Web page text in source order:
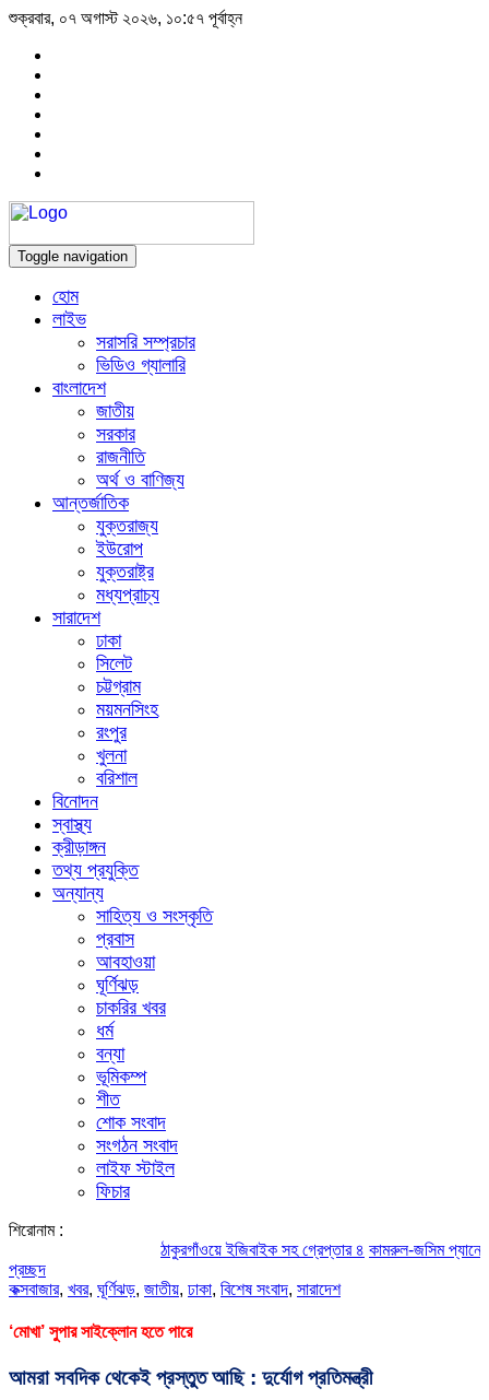
শুক্রবার, ০৭ অগাস্ট ২০২৬, ১০:৫৭ পূর্বাহ্ন
Toggle navigation
হোম
লাইভ
সরাসরি সম্প্রচার
ভিডিও গ্যালারি
বাংলাদেশ
জাতীয়
সরকার
রাজনীতি
অর্থ ও বাণিজ্য
আন্তর্জাতিক
যুক্তরাজ্য
ইউরোপ
যুক্তরাষ্ট্র
মধ্যপ্রাচ্য
সারাদেশ
ঢাকা
সিলেট
চট্টগ্রাম
ময়মনসিংহ
রংপুর
খুলনা
বরিশাল
বিনোদন
স্বাস্থ্য
ক্রীড়াঙ্গন
তথ্য প্রযুক্তি
অন্যান্য
সাহিত্য ও সংস্কৃতি
প্রবাস
আবহাওয়া
ঘূর্ণিঝড়
চাকরির খবর
ধর্ম
বন্যা
ভূমিকম্প
শীত
শোক সংবাদ
সংগঠন সংবাদ
লাইফ স্টাইল
ফিচার
শিরোনাম :
ঠাকুরগাঁওয়ে ইজিবাইক সহ গ্রেপ্তার ৪ কামরুল-জসিম প্যানেলের
প্রচ্ছদ
কক্সবাজার, খবর, ঘূর্ণিঝড়, জাতীয়, ঢাকা, বিশেষ সংবাদ, সারাদেশ
‘মোখা’ সুপার সাইক্লোন হতে পারে
আমরা সবদিক থেকেই প্রস্তুত আছি : দুর্যোগ প্রতিমন্ত্রী